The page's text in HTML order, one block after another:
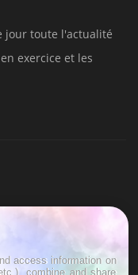
jour toute l'actualité
exercice et les
access information on
combine and share